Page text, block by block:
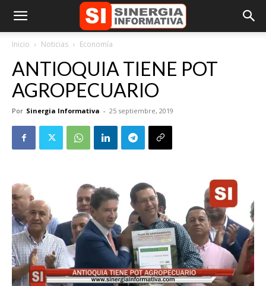
Inicio Noticias Economía
ANTIOQUIA TIENE POT
AGROPECUARIO
Por Sinergia Informativa - 25 septiembre, 2019